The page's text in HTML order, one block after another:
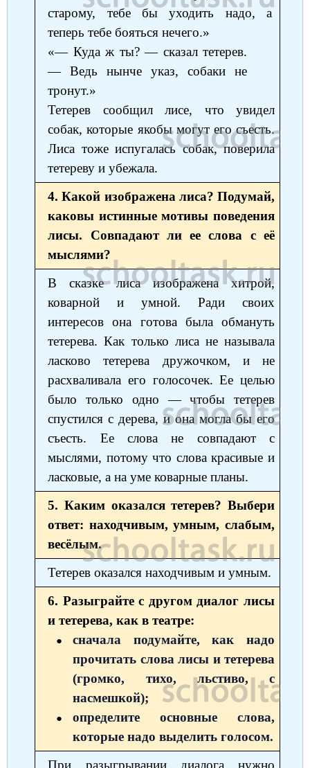
старому, тебе бы уходить надо, а
теперь тебе бояться нечего.»
«— Куда ж ты? — сказал тетерев.
— Ведь нынче указ, собаки не
тронут.»
Тетерев сообщил лисе, что увидел
собак, которые якобы могут его съесть.
Лиса тоже испугалась собак, поверила
тетереву и убежала.
4. Какой изображена лиса? Подумай,
каковы истинные мотивы поведения
лисы. Совпадают ли ее слова с её
мыслями?
В сказке лиса изображена хитрой,
коварной и умной. Ради своих
интересов она готова была обмануть
тетерева. Как только лиса не называла
ласково тетерева дружочком, и не
расхваливала его голосочек. Ее целью
было только одно — чтобы тетерев
спустился с дерева, и она могла бы его
съесть. Ее слова не совпадают с
мыслями, потому что слова красивые и
ласковые, а на уме коварные планы.
5. Каким оказался тетерев? Выбери
ответ: находчивым, умным, слабым,
весёлым.
Тетерев оказался находчивым и умным.
6. Разыграйте с другом диалог лисы
и тетерева, как в театре:
сначала подумайте, как надо
прочитать слова лисы и тетерева
(громко, тихо, льстиво, с
насмешкой);
определите основные слова,
которые надо выделить голосом.
При разыгрывании диалога нужно